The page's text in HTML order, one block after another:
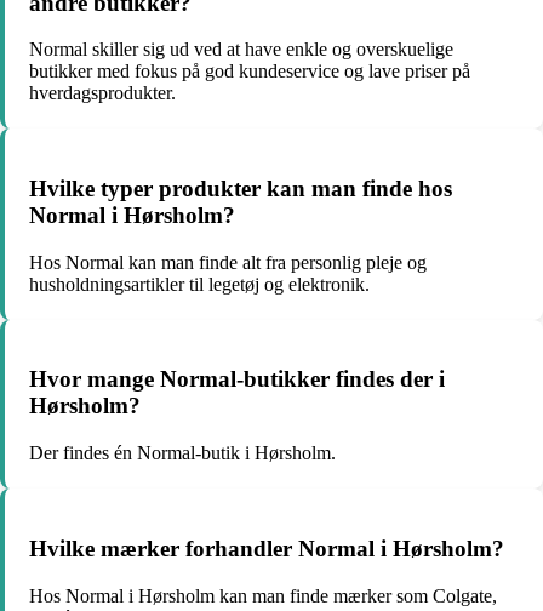
Normal skiller sig ud ved at have enkle og overskuelige
butikker med fokus på god kundeservice og lave priser på
hverdagsprodukter.
Hvilke typer produkter kan man finde hos
Normal i Hørsholm?
Hos Normal kan man finde alt fra personlig pleje og
husholdningsartikler til legetøj og elektronik.
Hvor mange Normal-butikker findes der i
Hørsholm?
Der findes én Normal-butik i Hørsholm.
Hvilke mærker forhandler Normal i Hørsholm?
Hos Normal i Hørsholm kan man finde mærker som Colgate,